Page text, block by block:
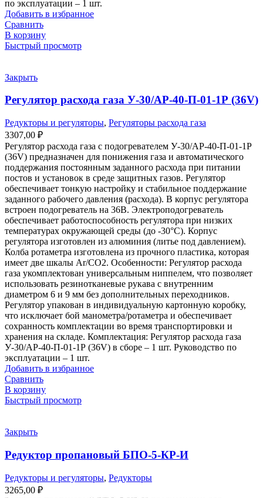
по эксплуатации – 1 шт.
Добавить в избранное
Сравнить
В корзину
Быстрый просмотр
Закрыть
Регулятор расхода газа У-30/АР-40-П-01-1Р (36V)
Редукторы и регуляторы, Регуляторы расхода газа
3307,00 ₽
Регулятор расхода газа с подогревателем У-30/АР-40-П-01-1Р
(36V) предназначен для понижения газа и автоматического
поддержания постоянным заданного расхода при питании
постов и установок в среде защитных газов. Регулятор
обеспечивает тонкую настройку и стабильное поддержание
заданного рабочего давления (расхода). В корпус регулятора
встроен подогреватель на 36В. Электроподогреватель
обеспечивает работоспособность регулятора при низких
температурах окружающей среды (до -30°С). Корпус
регулятора изготовлен из алюминия (литье под давлением).
Колба ротаметра изготовлена из прочного пластика, которая
имеет две шкалы Ar/CO2. Особенности: Регулятор расхода
газа укомплектован универсальным ниппелем, что позволяет
использовать резинотканевые рукава с внутренним
диаметром 6 и 9 мм без дополнительных переходников.
Регулятор упакован в индивидуальную картонную коробку,
что исключает бой манометра/ротаметра и обеспечивает
сохранность комплектации во время транспортировки и
хранения на складе. Комплектация: Регулятор расхода газа
У-30/АР-40-П-01-1Р (36V) в сборе – 1 шт. Руководство по
эксплуатации – 1 шт.
Добавить в избранное
Сравнить
В корзину
Быстрый просмотр
Закрыть
Редуктор пропановый БПО-5-КР-И
Редукторы и регуляторы, Редукторы
3265,00 ₽